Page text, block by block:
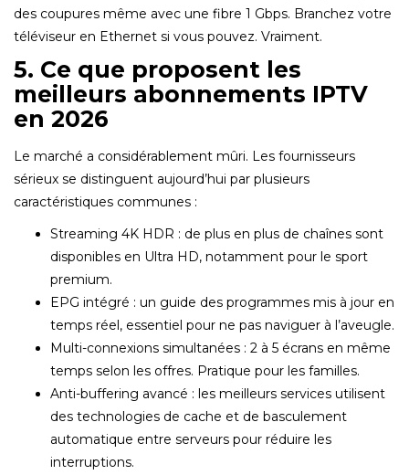
des coupures même avec une fibre 1 Gbps. Branchez votre
téléviseur en Ethernet si vous pouvez. Vraiment.
5. Ce que proposent les
meilleurs abonnements IPTV
en 2026
Le marché a considérablement mûri. Les fournisseurs
sérieux se distinguent aujourd’hui par plusieurs
caractéristiques communes :
Streaming 4K HDR : de plus en plus de chaînes sont
disponibles en Ultra HD, notamment pour le sport
premium.
EPG intégré : un guide des programmes mis à jour en
temps réel, essentiel pour ne pas naviguer à l’aveugle.
Multi-connexions simultanées : 2 à 5 écrans en même
temps selon les offres. Pratique pour les familles.
Anti-buffering avancé : les meilleurs services utilisent
des technologies de cache et de basculement
automatique entre serveurs pour réduire les
interruptions.